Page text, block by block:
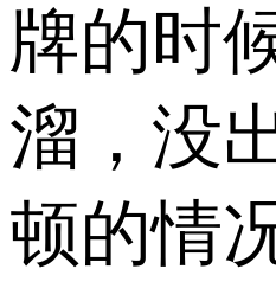
牌的时
溜，没
顿的情